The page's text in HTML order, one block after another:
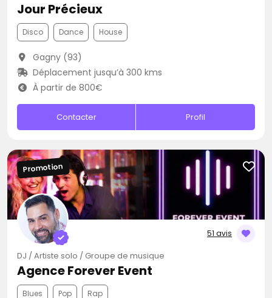
Jour Précieux
Disco Dance House
Gagny (93)
Déplacement jusqu’à 300 kms
À partir de 800€
Contacter Profil
51 avis
Promotion
DJ / Artiste solo / Groupe de musique
Agence Forever Event
Blues Pop Rap